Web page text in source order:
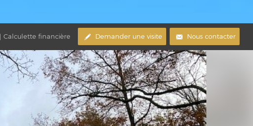
Calculette financière Demander une visite Nous contacter